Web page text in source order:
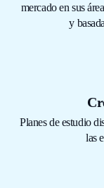
mercado en sus
y
Planes de estudio
las